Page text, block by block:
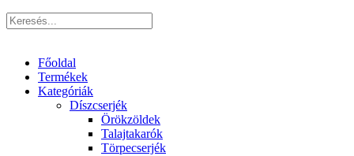
Főoldal
Termékek
Kategóriák
Díszcserjék
Örökzöldek
Talajtakarók
Törpecserjék